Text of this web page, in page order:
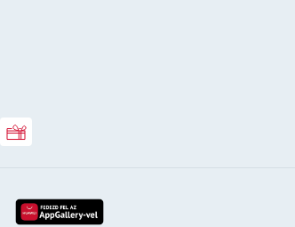
Rossmann ajándékkártya
rölaz app-store-bólletöltés huawei app-galery-böl